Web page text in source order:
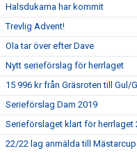
Halsdukarna har kommit
Trevlig Advent!
Ola tar över efter Dave
Nytt serieförslag för herrlaget
15 996 kr från Gräsroten till Gul/
Serieförslag Dam 2019
Serieförslaget klart för herrlaget
22/22 lag anmälda till